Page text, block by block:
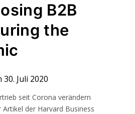
B2B
the
30. Juli 2020
seit Corona verändern
der Harvard Business